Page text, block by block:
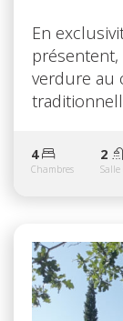
En
verdure au
4
Chambres
2
Salle